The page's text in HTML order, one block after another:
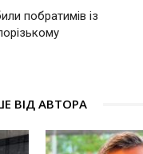
побратимів із
ВІД АВТОРА